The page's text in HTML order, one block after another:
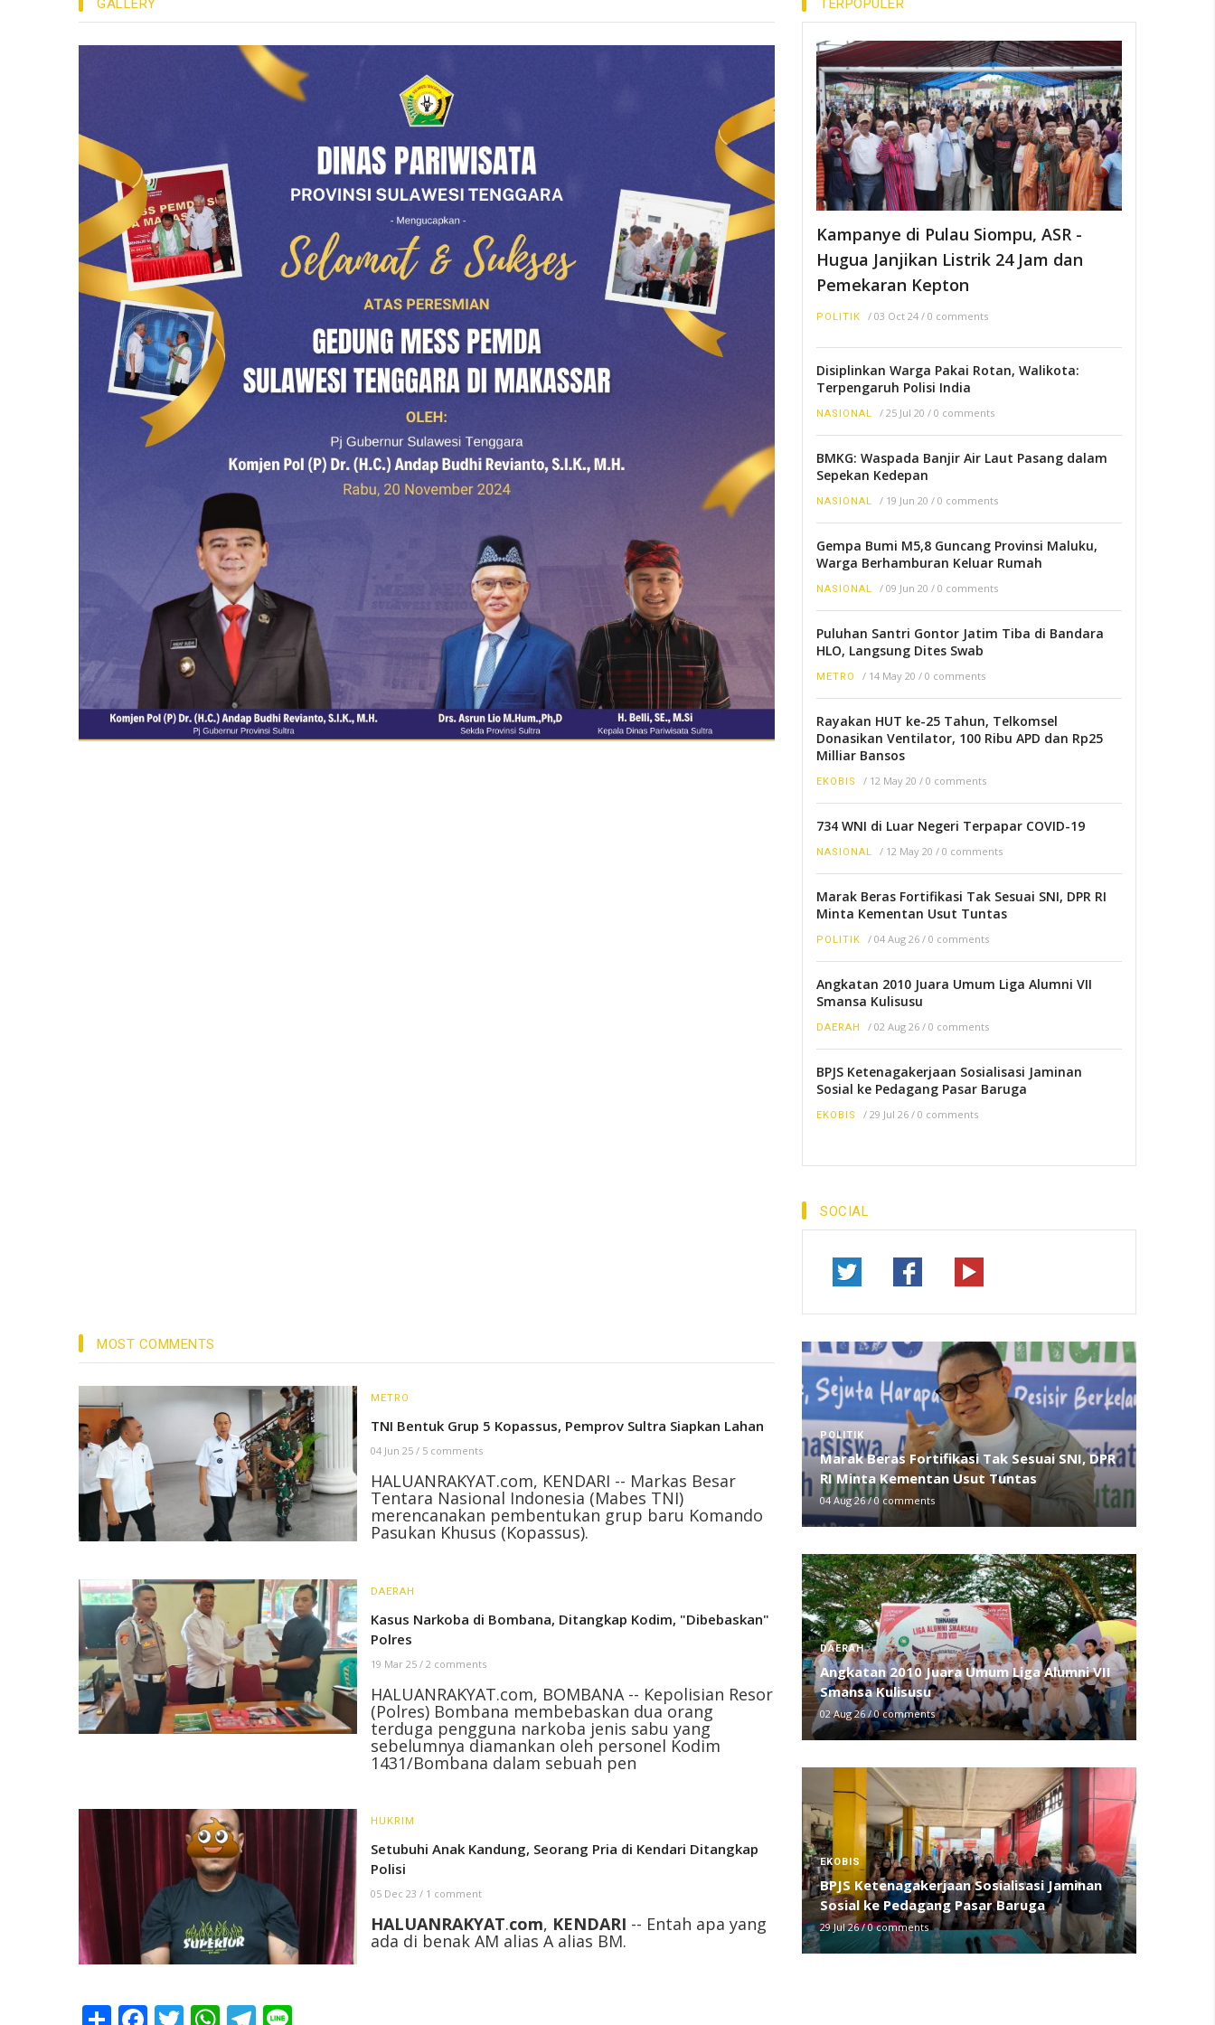
Bagikan Alat Mesin Pertanian
di Buton
POLITIK /04 Jun 25
IIPG dan KPPG Sultra Salurkan
Bantuan Bagi Penyintas
Kebakaran di TPA Puuwatu
POLITIK / 17 Jun 22
GALLERY
MOST COMMENTS
METRO
TNI Bentuk Grup 5 Kopassus, Pemprov Sultra Siapkan Lahan
04 Jun 25 / 5 comments
HALUANRAKYAT.com, KENDARI -- Markas Besar
Tentara Nasional Indonesia (Mabes TNI)
merencanakan pembentukan grup baru Komando
Pasukan Khusus (Kopassus).
DAERAH
Kasus Narkoba di Bombana, Ditangkap Kodim, "Dibebaskan"
Polres
19 Mar 25 / 2 comments
HALUANRAKYAT.com, BOMBANA -- Kepolisian Resor
(Polres) Bombana membebaskan dua orang
terduga pengguna narkoba jenis sabu yang
sebelumnya diamankan oleh personel Kodim
1431/Bombana dalam sebuah pen
HUKRIM
Setubuhi Anak Kandung, Seorang Pria di Kendari Ditangkap
Polisi
05 Dec 23 / 1 comment
HALUANRAKYAT.com, KENDARI -- Entah apa yang
ada di benak AM alias A alias BM.
ShareFacebook
Twitter
WhatsApp
Telegram
TERPOPULER
Kampanye di Pulau Siompu, ASR -
Hugua Janjikan Listrik 24 Jam dan
Pemekaran Kepton
POLITIK / 03 Oct 24 / 0 comments
Disiplinkan Warga Pakai Rotan, Walikota:
Terpengaruh Polisi India
NASIONAL / 25 Jul 20 / 0 comments
BMKG: Waspada Banjir Air Laut Pasang dalam
Sepekan Kedepan
NASIONAL / 19 Jun 20 / 0 comments
Gempa Bumi M5,8 Guncang Provinsi Maluku,
Warga Berhamburan Keluar Rumah
NASIONAL / 09 Jun 20 / 0 comments
Puluhan Santri Gontor Jatim Tiba di Bandara
HLO, Langsung Dites Swab
METRO / 14 May 20 / 0 comments
Rayakan HUT ke-25 Tahun, Telkomsel
Donasikan Ventilator, 100 Ribu APD dan Rp25
Milliar Bansos
EKOBIS / 12 May 20 / 0 comments
734 WNI di Luar Negeri Terpapar COVID-19
NASIONAL / 12 May 20 / 0 comments
Marak Beras Fortifikasi Tak Sesuai SNI, DPR RI
Minta Kementan Usut Tuntas
POLITIK / 04 Aug 26 / 0 comments
Angkatan 2010 Juara Umum Liga Alumni VII
Smansa Kulisusu
DAERAH / 02 Aug 26 / 0 comments
BPJS Ketenagakerjaan Sosialisasi Jaminan
Sosial ke Pedagang Pasar Baruga
EKOBIS / 29 Jul 26 / 0 comments
SOCIAL
POLITIK
Marak Beras Fortifikasi Tak Sesuai SNI, DPR
RI Minta Kementan Usut Tuntas
04 Aug 26/0 comments
DAERAH
Angkatan 2010 Juara Umum Liga Alumni VII
Smansa Kulisusu
02 Aug 26 /0 comments
EKOBIS
BPJS Ketenagakerjaan Sosialisasi Jaminan
Sosial ke Pedagang Pasar Baruga
29 Jul 26/0 comments